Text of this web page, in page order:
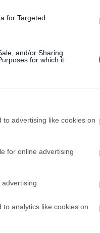
for Targeted
and/or Sharing
for which it
advertising like cookies on
for online advertising
analytics like cookies on